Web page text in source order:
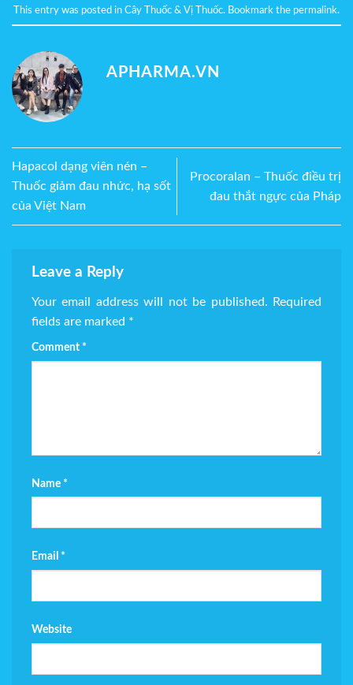
This entry was posted in Cây Thuốc & Vị Thuốc. Bookmark the permalink.
APHARMA.VN
Hapacol dạng viên nén –
Thuốc giảm đau nhức, hạ sốt
của Việt Nam
Procoralan – Thuốc điều trị
đau thắt ngực của Pháp
Leave a Reply
Your email address will not be published.
Required
fields are marked *
Comment *
Name *
Email *
Website